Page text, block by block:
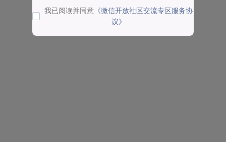
我已阅读并同意 《微信开放社区交流专区服务协
议》